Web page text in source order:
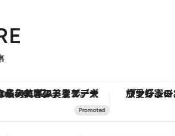
のアップデートから、特別な名入れギフトまで。大人のための「ReFa GINZA」クルーズ ヴァシュロン・コンスタンタ